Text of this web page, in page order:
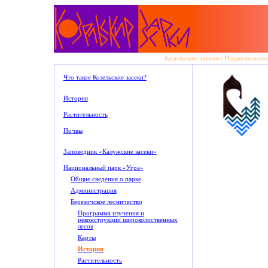
Козельские засеки/
Что такое Козельские засеки?
История
Растительность
Почвы
Заповедник «Калужские засеки»
Национальный парк «Угра»
Общие сведения о парке
Администрация
Березичское лесничество
Программа изучения и
реконструкции широколиственных
лесов
Карты
История
Растительность